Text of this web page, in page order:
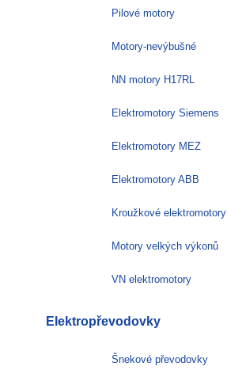
Pilové motory
Motory-nevýbušné
NN motory H17RL
Elektromotory Siemens
Elektromotory MEZ
Elektromotory ABB
Kroužkové elektromotory
Motory velkých výkonů
VN elektromotory
Elektropřevodovky
Šnekové převodovky